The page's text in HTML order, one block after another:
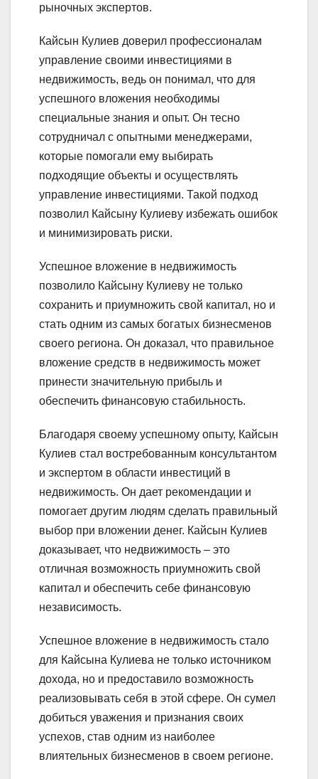
рыночных экспертов.
Кайсын Кулиев доверил профессионалам
управление своими инвестициями в
недвижимость, ведь он понимал, что для
успешного вложения необходимы
специальные знания и опыт. Он тесно
сотрудничал с опытными менеджерами,
которые помогали ему выбирать
подходящие объекты и осуществлять
управление инвестициями. Такой подход
позволил Кайсыну Кулиеву избежать ошибок
и минимизировать риски.
Успешное вложение в недвижимость
позволило Кайсыну Кулиеву не только
сохранить и приумножить свой капитал, но и
стать одним из самых богатых бизнесменов
своего региона. Он доказал, что правильное
вложение средств в недвижимость может
принести значительную прибыль и
обеспечить финансовую стабильность.
Благодаря своему успешному опыту, Кайсын
Кулиев стал востребованным консультантом
и экспертом в области инвестиций в
недвижимость. Он дает рекомендации и
помогает другим людям сделать правильный
выбор при вложении денег. Кайсын Кулиев
доказывает, что недвижимость – это
отличная возможность приумножить свой
капитал и обеспечить себе финансовую
независимость.
Успешное вложение в недвижимость стало
для Кайсына Кулиева не только источником
дохода, но и предоставило возможность
реализовывать себя в этой сфере. Он сумел
добиться уважения и признания своих
успехов, став одним из наиболее
влиятельных бизнесменов в своем регионе.